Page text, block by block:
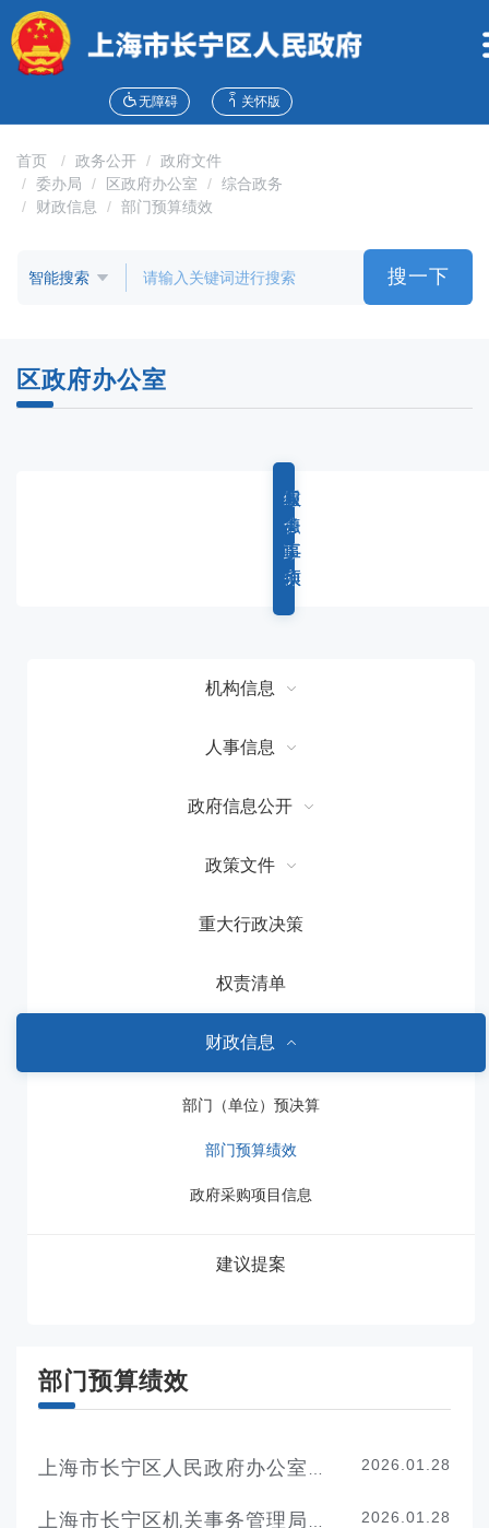
障
碍
说
无障碍 关怀版
首页 政务公开
政府文件
委办局
区政府办公室
综合政务
财政信息
部门预算绩效
搜一下
区政府办公室
综
合
政
务
重
点
工
作
权
力
事
项
服
务
事
项
机构信息
人事信息
政府信息公开
政策文件
重大行政决策
权责清单
财政信息
部门（单位）预决算
部门预算绩效
政府采购项目信息
建议提案
部门预算绩效
2026.01.28
2026.01.28